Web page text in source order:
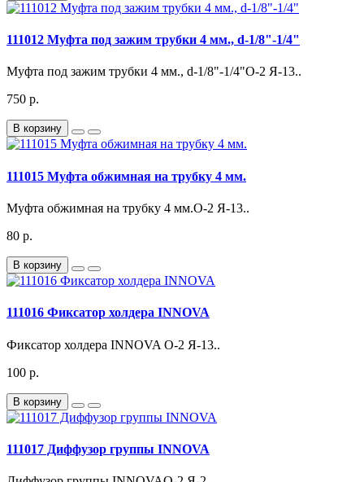
111012 Муфта под зажим трубки 4 мм., d-1/8"-1/4"
Муфта под зажим трубки 4 мм., d-1/8"-1/4"О-2 Я-13..
750 р.
В корзину
111015 Муфта обжимная на трубку 4 мм.
Муфта обжимная на трубку 4 мм.О-2 Я-13..
80 р.
В корзину
111016 Фиксатор холдера INNOVA
Фиксатор холдера INNOVA О-2 Я-13..
100 р.
В корзину
111017 Диффузор группы INNOVA